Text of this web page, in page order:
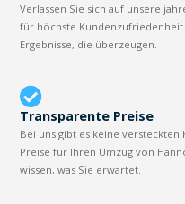
Verlassen Sie sich auf unsere
für höchste
Ergebnisse, die überzeugen.
Transparente Preise
Bei uns gibt es keine
Preise für Ihren Umzug von
wissen, was Sie erwartet.